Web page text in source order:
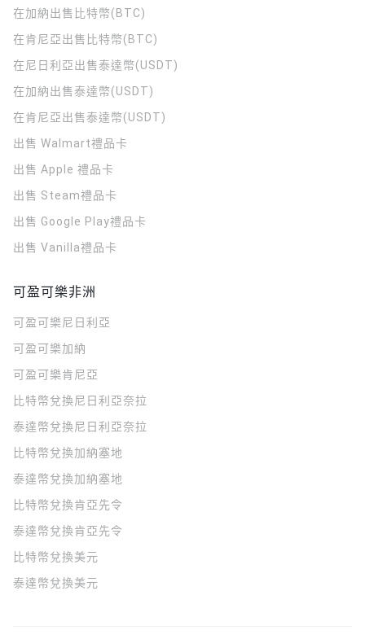
在加納出售比特幣(BTC)
在肯尼亞出售比特幣(BTC)
在尼日利亞出售泰達幣(USDT)
在加納出售泰達幣(USDT)
在肯尼亞出售泰達幣(USDT)
出售 Walmart禮品卡
出售 Apple 禮品卡
出售 Steam禮品卡
出售 Google Play禮品卡
出售 Vanilla禮品卡
可盈可樂非洲
可盈可樂 尼日利亞
可盈可樂加納
可盈可樂肯尼亞
比特幣兌換尼日利亞奈拉
泰達幣兌換尼日利亞奈拉
比特幣兌換加納塞地
泰達幣兌換加納塞地
比特幣兌換肯亞先令
泰達幣兌換肯亞先令
比特幣兌換美元
泰達幣兌換美元